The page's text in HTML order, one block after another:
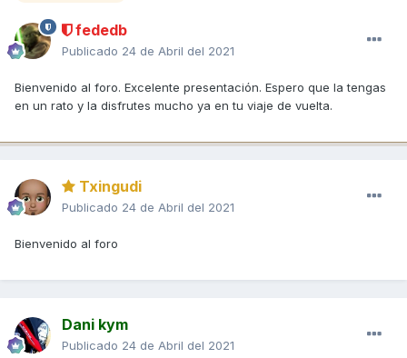
fededb
Publicado 24 de Abril del 2021
Bienvenido al foro. Excelente presentación. Espero que la tengas
en un rato y la disfrutes mucho ya en tu viaje de vuelta.
Txingudi
Publicado 24 de Abril del 2021
Bienvenido al foro
Dani kym
Publicado 24 de Abril del 2021